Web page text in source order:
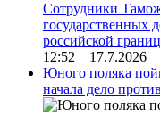
Сотрудники
государственных
российской
12:52 17.7.2026
Юного поляка
начала дело